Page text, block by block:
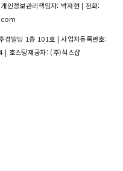
인정보관리책임자: 박재현 | 전화:
경빌딩 1층 101호 | 사업자등록번호:
| 호스팅제공자: (주)식스샵